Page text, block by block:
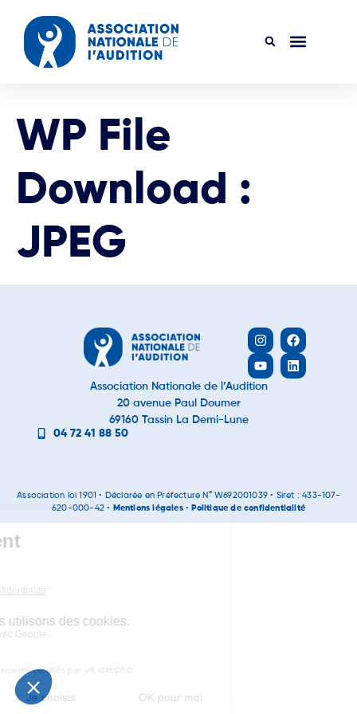
WP File
Download :
JPEG
Association Nationale de l’Audition
20 avenue Paul Doumer
69160 Tassin La Demi-Lune
04 72 41 88 50
Association loi 1901 • Déclarée en Préfecture N° W692001039 • Siret : 433-107-
620-000-42 • Mentions légales• Politique de confidentialité